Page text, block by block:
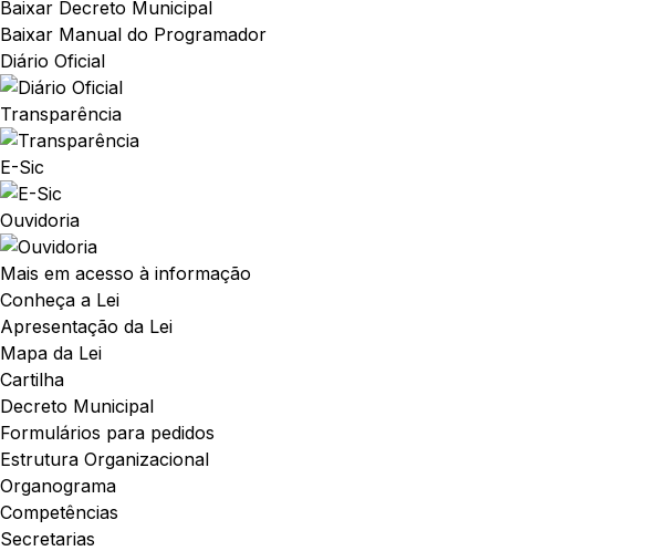
Baixar Decreto Municipal
Baixar Manual do Programador
Diário Oficial
Transparência
E-Sic
Ouvidoria
Mais em acesso à informação
Conheça a Lei
Apresentação da Lei
Mapa da Lei
Cartilha
Decreto Municipal
Formulários para pedidos
Estrutura Organizacional
Organograma
Competências
Secretarias